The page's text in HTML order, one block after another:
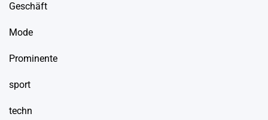
Geschäft
Mode
Prominente
sport
techn